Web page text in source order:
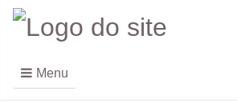
Menu